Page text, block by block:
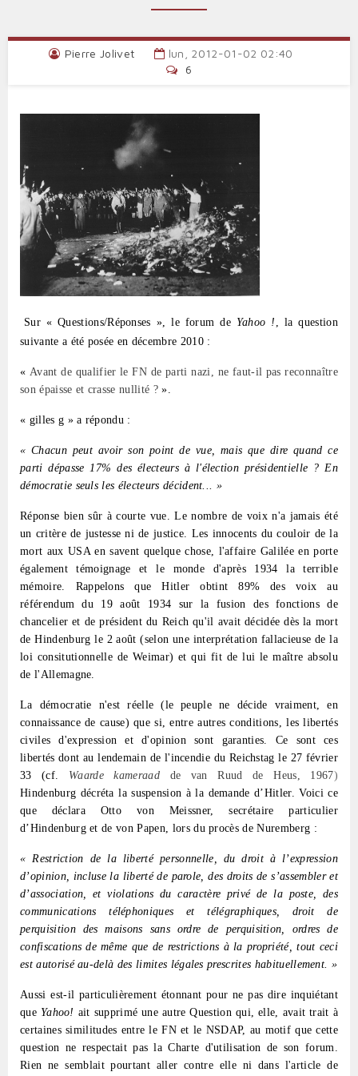
Pierre Jolivet
lun, 2012-01-02 02:40
6
Sur « Questions/Réponses », le forum de Yahoo ! , la question
suivante a été posée en décembre 2010 :
« Avant de qualifier le FN de parti nazi, ne faut-il pas reconnaître
son épaisse et crasse nullité ?».
« gilles g » a répondu :
« Chacun peut avoir son point de vue, mais que dire quand ce
parti dépasse 17% des électeurs à l'élection présidentielle ? En
démocratie seuls les électeurs décident... »
Réponse bien sûr à courte vue. Le nombre de voix n'a jamais été
un critère de justesse ni de justice. Les innocents du couloir de la
mort aux USA en savent quelque chose, l'affaire Galilée en porte
également témoignage et le monde d'après 1934 la terrible
mémoire. Rappelons que Hitler obtint 89% des voix au
référendum du 19 août 1934 sur la fusion des fonctions de
chancelier et de président du Reich qu'il avait décidée dès la mort
de Hindenburg le 2 août (selon une interprétation fallacieuse de la
loi consitutionnelle de Weimar) et qui fit de lui le maître absolu
de l'Allemagne.
La démocratie n'est réelle (le peuple ne décide vraiment, en
connaissance de cause) que si, entre autres conditions, les libertés
civiles d'expression et d'opinion sont garanties. Ce sont ces
libertés dont au lendemain de l'incendie du Reichstag le 27 février
33 (cf. Waarde kameraad de van Ruud de Heus, 1967)
Hindenburg décréta la suspension à la demande d’Hitler. Voici ce
que déclara Otto von Meissner, secrétaire particulier
d’Hindenburg et de von Papen, lors du procès de Nuremberg :
« Restriction de la liberté personnelle, du droit à l’expression
d’opinion, incluse la liberté de parole, des droits de s’assembler et
d’association, et violations du caractère privé de la poste, des
communications téléphoniques et télégraphiques, droit de
perquisition des maisons sans ordre de perquisition, ordres de
confiscations de même que de restrictions à la propriété, tout ceci
est autorisé au-delà des limites légales prescrites habituellement. »
Aussi est-il particulièrement étonnant pour ne pas dire inquiétant
que Yahoo! ait supprimé une autre Question qui, elle, avait trait à
certaines similitudes entre le FN et le NSDAP, au motif que cette
question ne respectait pas la Charte d'utilisation de son forum.
Rien ne semblait pourtant aller contre elle ni dans l'article de